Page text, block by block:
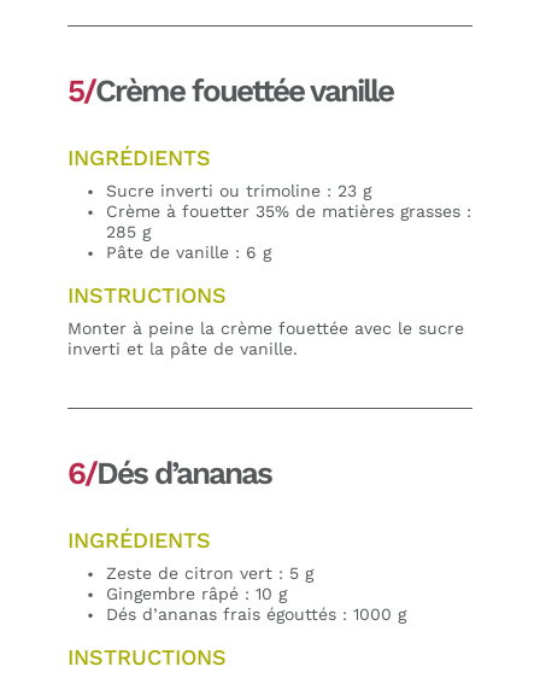
5/Crème fouettée vanille
INGRÉDIENTS
Sucre inverti ou trimoline : 23 g
Crème à fouetter 35% de matières grasses :
285 g
Pâte de vanille : 6 g
INSTRUCTIONS
Monter à peine la crème fouettée avec le sucre
inverti et la pâte de vanille.
6/Dés d’ananas
INGRÉDIENTS
Zeste de citron vert : 5 g
Gingembre râpé : 10 g
Dés d’ananas frais égouttés : 1000 g
INSTRUCTIONS